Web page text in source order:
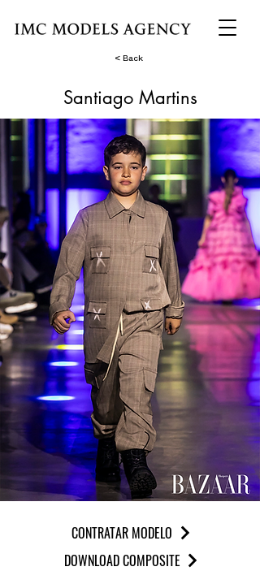
< Back
Santiago Martins
CONTRATAR MODELO
DOWNLOAD COMPOSITE